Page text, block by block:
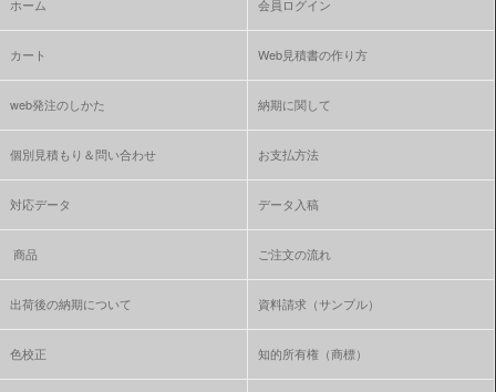
ホーム 会員ログイン
カート Web見積書の作り方
web発注のしかた 納期に関して
個別見積もり＆問い合わせ お支払方法
対応データ データ入稿
商品 ご注文の流れ
出荷後の納期について 資料請求（サンプル）
色校正 知的所有権（商標）